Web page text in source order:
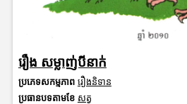
រឿង សម្លាញ់បីនាក់
ប្រភេទសកម្មភាព រឿងនិទាន
ប្រធានបទតាមខែ សត្វ